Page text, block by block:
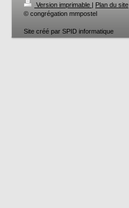
Version imprimable | Plan du site
© congrégation mmpostel
Site créé par SPID informatique